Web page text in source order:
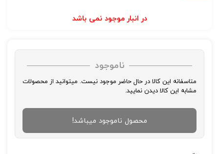
در انبار موجود نمی باشد
ناموجود
متاسفانه این کالا در حال حاضر موجود نیست. میتوانید از محصولات
مشابه این کالا دیدن نمایید.
محصول ناموجود میباشد!